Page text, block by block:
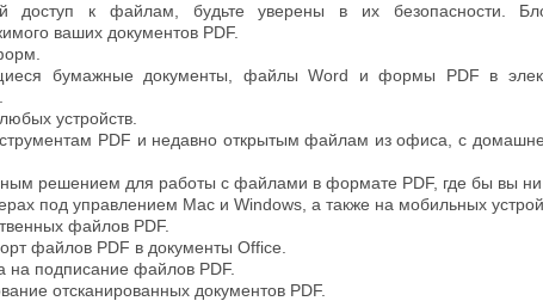
к файлам, будьте уверены в их безопасности.
ваших документов PDF.
бумажные документы, файлы Word и формы PDF в
устройств.
PDF и недавно открытым файлам из офиса, с
решением для работы с файлами в формате PDF, где бы вы ни
под управлением Mac и Windows, а также на мобильных
файлов PDF.
файлов PDF в документы Office.
подписание файлов PDF.
отсканированных документов PDF.